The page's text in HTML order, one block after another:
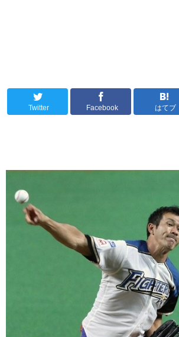
Twitter Facebook はてブ